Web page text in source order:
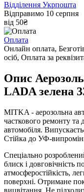
Відділення Укрпошта
Відправимо 10 серпня
від 50₴
Оплата
Онлайн оплата,
осіб, Оплата за
Опис
LADA зелена
MITKA - аерозольна
часткового ремонту та
автомобіля.
Стійка до УФ-
Спеціально
блиск і довговічність
атмосферостійкість,
поверхні. Отримане
вицвітання. Не